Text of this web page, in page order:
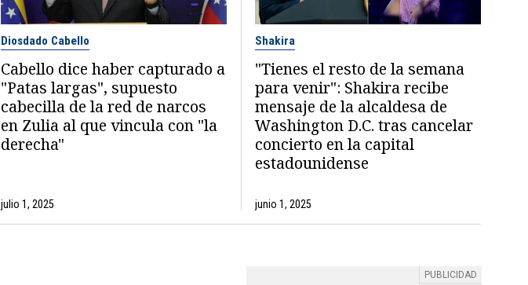
Diosdado Cabello
Cabello dice haber capturado a
"Patas largas", supuesto
cabecilla de la red de narcos
en Zulia al que vincula con "la
derecha"
julio 1, 2025
Shakira
"Tienes el resto de la semana
para venir": Shakira recibe
mensaje de la alcaldesa de
Washington D.C. tras cancelar
concierto en la capital
estadounidense
junio 1, 2025